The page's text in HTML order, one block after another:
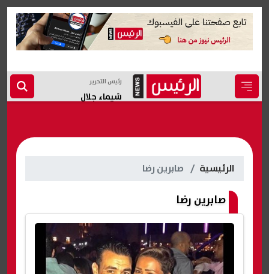
رئيس التحرير
شيماء جلال
الرئيسية صابرين رضا
صابرين رضا